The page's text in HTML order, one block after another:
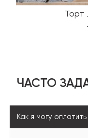
Торт
ЧАСТО
Как я могу оплатить